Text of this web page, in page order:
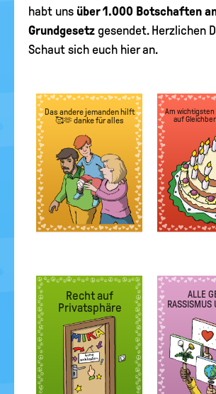
habt uns über 1.000 Botschaften
Grundgesetz gesendet. Herzlichen
Schaut sich euch hier an.
Das andere jemanden hilft
🥰🫶 danke für alles
Am wichtigsten
auf
Recht auf
Privatsphäre
ALLE
RASSISMUS